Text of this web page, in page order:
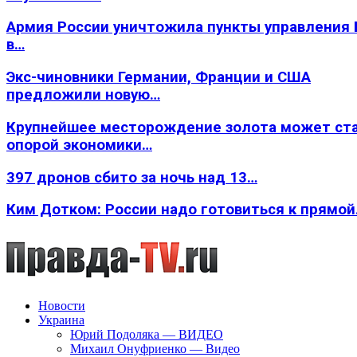
Армия России уничтожила пункты
в…
Экс-чиновники Германии, Франции и США
предложили новую…
Крупнейшее месторождение золота может
опорой экономики…
397 дронов сбито за ночь над 13…
Ким Дотком: России надо готовиться к
Новости
Украина
Юрий Подоляка — ВИДЕО
Михаил Онуфриенко — Видео